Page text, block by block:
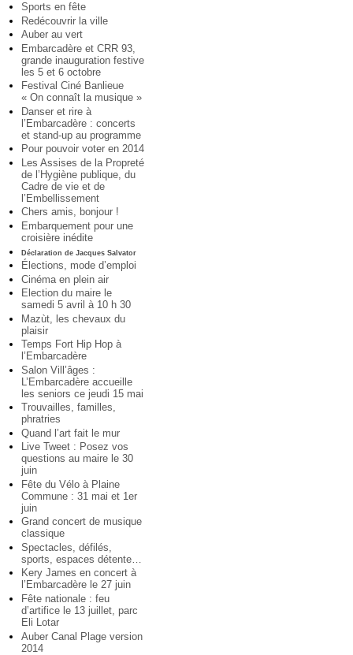
Sports en fête
Redécouvrir la ville
Auber au vert
Embarcadère et CRR 93,
grande inauguration festive
les 5 et 6 octobre
Festival Ciné Banlieue
« On connaît la musique »
Danser et rire à
l’Embarcadère : concerts
et stand-up au programme
Pour pouvoir voter en 2014
Les Assises de la Propreté
de l’Hygiène publique, du
Cadre de vie et de
l’Embellissement
Chers amis, bonjour !
Embarquement pour une
croisière inédite
Déclaration de Jacques Salvator
Élections, mode d’emploi
Cinéma en plein air
Election du maire le
samedi 5 avril à 10 h 30
Mazùt, les chevaux du
plaisir
Temps Fort Hip Hop à
l’Embarcadère
Salon Vill’âges :
L’Embarcadère accueille
les seniors ce jeudi 15 mai
Trouvailles, familles,
phratries
Quand l’art fait le mur
Live Tweet : Posez vos
questions au maire le 30
juin
Fête du Vélo à Plaine
Commune : 31 mai et 1er
juin
Grand concert de musique
classique
Spectacles, défilés,
sports, espaces détente…
Kery James en concert à
l’Embarcadère le 27 juin
Fête nationale : feu
d’artifice le 13 juillet, parc
Eli Lotar
Auber Canal Plage version
2014